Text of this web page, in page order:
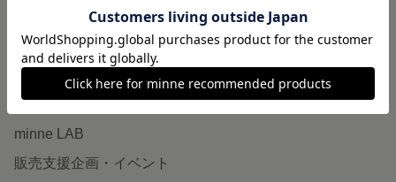
ヴィンテージ販売
ダウンロード販売
minne LAB
販売支援企画・イベント